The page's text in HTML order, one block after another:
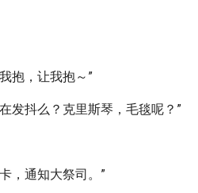
抱，让我抱～”
发抖么？克里斯琴，毛毯呢？”
，通知大祭司。”